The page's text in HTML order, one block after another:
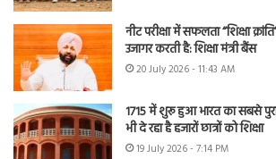
नीट परीक्षा में सफलता “शिक्षा
उजागर करती है: शिक्षा मंत्री बैंस
20 July 2026 - 11:43 AM
1715 में शुरू हुआ भारत का सबसे
भी दे रहा है हजारों छात्रों को शिक्षा
19 July 2026 - 7:14 PM